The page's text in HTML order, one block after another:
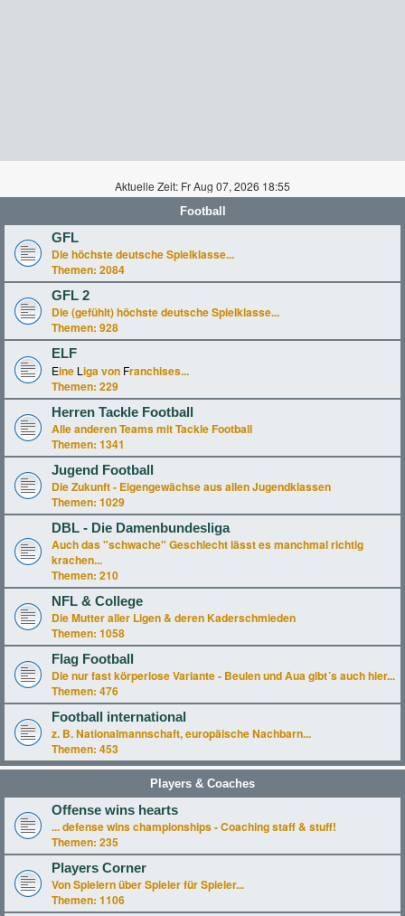
Aktuelle Zeit: Fr Aug 07, 2026 18:55
Football
GFL
Die höchste deutsche Spielklasse...
Themen: 2084
GFL 2
Die (gefühlt) höchste deutsche Spielklasse...
Themen: 928
ELF
Eine L iga von Franchises...
Themen: 229
Herren Tackle Football
Alle anderen Teams mit Tackle Football
Themen: 1341
Jugend Football
Die Zukunft - Eigengewächse aus allen Jugendklassen
Themen: 1029
DBL - Die Damenbundesliga
Auch das "schwache" Geschlecht lässt es manchmal richtig
krachen...
Themen: 210
NFL & College
Die Mutter aller Ligen & deren Kaderschmieden
Themen: 1058
Flag Football
Die nur fast körperlose Variante - Beulen und Aua gibt´s auch hier...
Themen: 476
Football international
z. B. Nationalmannschaft, europäische Nachbarn...
Themen: 453
Players & Coaches
Offense wins hearts
... defense wins championships - Coaching staff & stuff!
Themen: 235
Players Corner
Von Spielern über Spieler für Spieler...
Themen: 1106